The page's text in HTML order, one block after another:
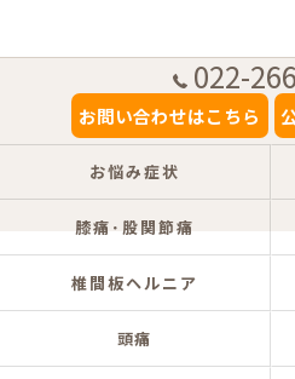
022-
お問い合わせはこちら
お悩み症状
膝痛･股関節痛
椎間板ヘルニア
頭痛